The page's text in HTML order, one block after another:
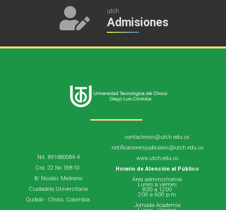
utch
Admisiones
Nit. 891680089-4
Cra. 22 No 18B-10
B/ Nicolás Medrano
Ciudadela Universitaria
Quibdó - Chocó, Colombia.
contactenos@utch.edu.co
notificacionesjudiciales@utch.edu.co
www.utch.edu.co
Horario de Atención al Público
Área administrativa
Lunes a viernes
8:00 a 12:00
2:00 a 6:00 p.m
Jornada Academia